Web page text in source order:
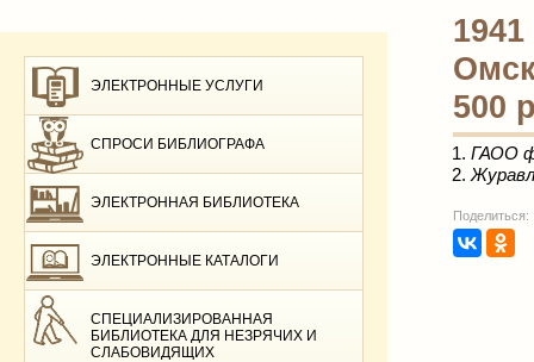
ЭЛЕКТРОННЫЕ УСЛУГИ
СПРОСИ БИБЛИОГРАФА
ЭЛЕКТРОННАЯ БИБЛИОТЕКА
ЭЛЕКТРОННЫЕ КАТАЛОГИ
СПЕЦИАЛИЗИРОВАННАЯ
БИБЛИОТЕКА ДЛЯ НЕЗРЯЧИХ И
СЛАБОВИДЯЩИХ
500
ГАОО
Поделиться: